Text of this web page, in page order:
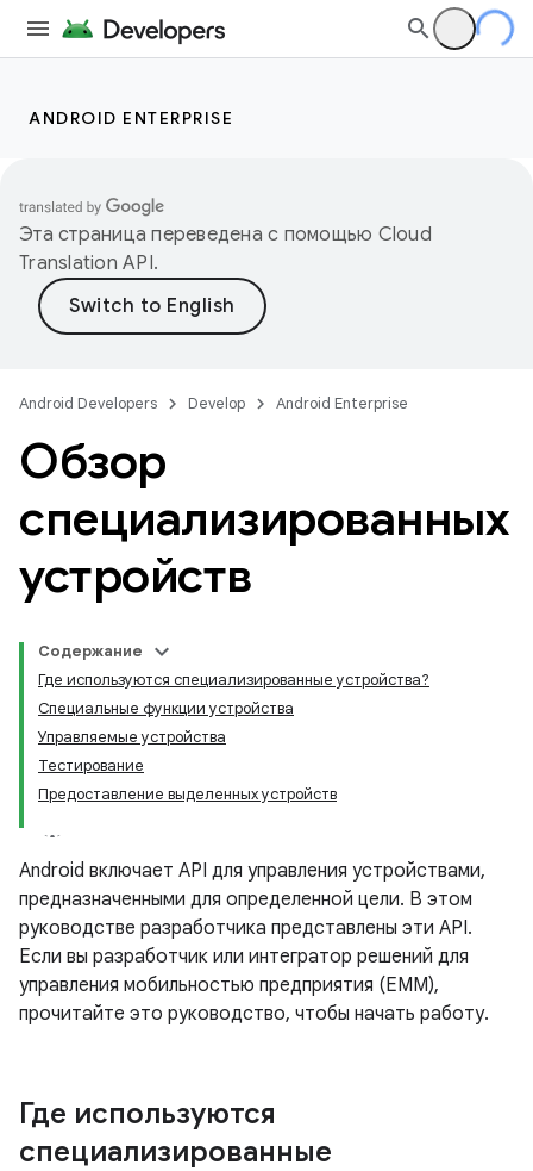
ANDROID ENTERPRISE
Эта страница переведена с помощью Cloud
Translation API.
Android Developers Develop Android Enterprise
Обзор
специализированных
устройств
Содержание
Где используются специализированные устройства?
Специальные функции устройства
Управляемые устройства
Тестирование
Предоставление выделенных устройств
Android включает API для управления устройствами,
предназначенными для определенной цели. В этом
руководстве разработчика представлены эти API.
Если вы разработчик или интегратор решений для
управления мобильностью предприятия (EMM),
прочитайте это руководство, чтобы начать работу.
Где используются
специализированные